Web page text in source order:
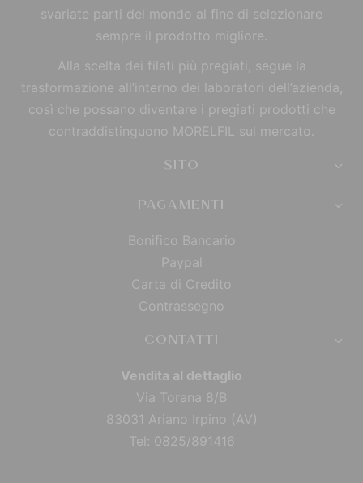
svariate parti del mondo al fine di selezionare
sempre il prodotto migliore.
Alla scelta dei filati più pregiati, segue la
trasformazione all’interno dei laboratori dell’azienda,
così che possano diventare i pregiati prodotti che
contraddistinguono MORELFIL sul mercato.
SITO
PAGAMENTI
Bonifico Bancario
Paypal
Carta di Credito
Contrassegno
CONTATTI
Vendita al dettaglio
Via Torana 8/B
83031 Ariano Irpino (AV)
Tel: 0825/891416